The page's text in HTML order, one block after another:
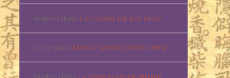
Robert dans Le connu est-il le réel?
Lehy dans MARIA SABINA (1896-1985)